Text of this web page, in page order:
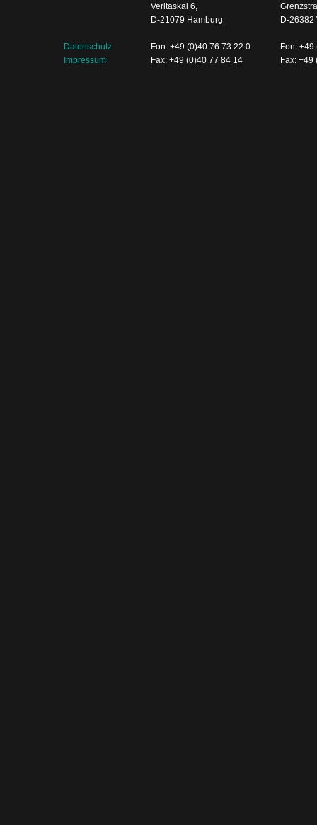
Datenschutz
Impressum
Veritaskai 6,
D-21079 Hamburg
Fon: +49 (0)40 76 73 22 0
Fax: +49 (0)40 77 84 14
D-26382
Fon:
Fax: +49